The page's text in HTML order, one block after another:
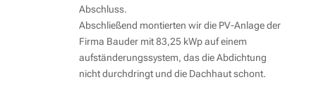
Abschluss.
Abschließend montierten wir die PV-Anlage der
Firma Bauder mit 83,25 kWp auf einem
aufständerungssystem, das die Abdichtung
nicht durchdringt und die Dachhaut schont.